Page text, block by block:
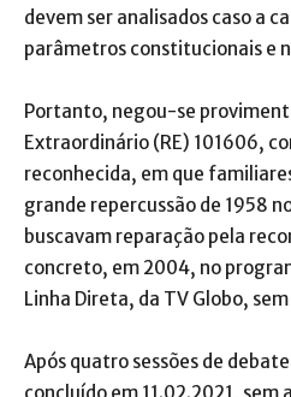
devem ser analisados caso a
parâmetros constitucionais e
Portanto, negou-se
Extraordinário (RE) 101606,
reconhecida, em que
grande repercussão de 1958
buscavam reparação pela
concreto, em 2004, no
Linha Direta, da TV Globo,
Após quatro sessões de